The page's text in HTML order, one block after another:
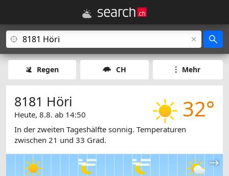
Regen CH Mehr
32°
8181 Höri
Heute, 8.8. ab 14:50
In der zweiten Tageshälfte sonnig. Temperaturen
zwischen 21 und 33 Grad.